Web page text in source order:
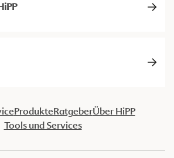
ProdukteRatgeberÜber HiPP
Tools und Services